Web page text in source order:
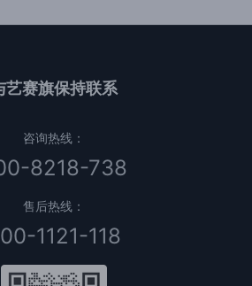
艺赛旗保持联系
咨询热线：
8218-738
售后热线：
1121-118